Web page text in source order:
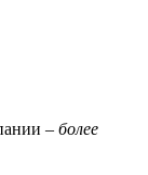
– более